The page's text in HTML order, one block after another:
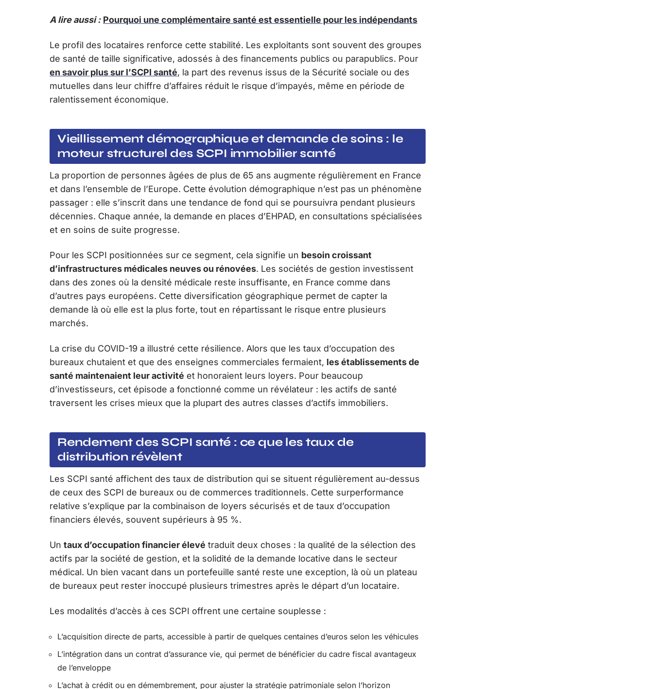
A lire aussi : Pourquoi une complémentaire santé est essentielle pour les indépendants
Le profil des locataires renforce cette stabilité. Les exploitants sont souvent des groupes
de santé de taille significative, adossés à des financements publics ou parapublics. Pour
en savoir plus sur l’SCPI santé, la part des revenus issus de la Sécurité sociale ou des
mutuelles dans leur chiffre d’affaires réduit le risque d’impayés, même en période de
ralentissement économique.
Vieillissement démographique et demande de soins : le
moteur structurel des SCPI immobilier santé
La proportion de personnes âgées de plus de 65 ans augmente régulièrement en France
et dans l’ensemble de l’Europe. Cette évolution démographique n’est pas un phénomène
passager : elle s’inscrit dans une tendance de fond qui se poursuivra pendant plusieurs
décennies. Chaque année, la demande en places d’EHPAD, en consultations spécialisées
et en soins de suite progresse.
Pour les SCPI positionnées sur ce segment, cela signifie un besoin croissant
d’infrastructures médicales neuves ou rénovées. Les sociétés de gestion investissent
dans des zones où la densité médicale reste insuffisante, en France comme dans
d’autres pays européens. Cette diversification géographique permet de capter la
demande là où elle est la plus forte, tout en répartissant le risque entre plusieurs
marchés.
La crise du COVID-19 a illustré cette résilience. Alors que les taux d’occupation des
bureaux chutaient et que des enseignes commerciales fermaient, les établissements de
santé maintenaient leur activité et honoraient leurs loyers. Pour beaucoup
d’investisseurs, cet épisode a fonctionné comme un révélateur : les actifs de santé
traversent les crises mieux que la plupart des autres classes d’actifs immobiliers.
Rendement des SCPI santé : ce que les taux de
distribution révèlent
Les SCPI santé affichent des taux de distribution qui se situent régulièrement au-dessus
de ceux des SCPI de bureaux ou de commerces traditionnels. Cette surperformance
relative s’explique par la combinaison de loyers sécurisés et de taux d’occupation
financiers élevés, souvent supérieurs à 95 %.
Un taux d’occupation financier élevé traduit deux choses : la qualité de la sélection des
actifs par la société de gestion, et la solidité de la demande locative dans le secteur
médical. Un bien vacant dans un portefeuille santé reste une exception, là où un plateau
de bureaux peut rester inoccupé plusieurs trimestres après le départ d’un locataire.
Les modalités d’accès à ces SCPI offrent une certaine souplesse :
L’acquisition directe de parts, accessible à partir de quelques centaines d’euros selon les véhicules
L’intégration dans un contrat d’assurance vie, qui permet de bénéficier du cadre fiscal avantageux
de l’enveloppe
L’achat à crédit ou en démembrement, pour ajuster la stratégie patrimoniale selon l’horizon